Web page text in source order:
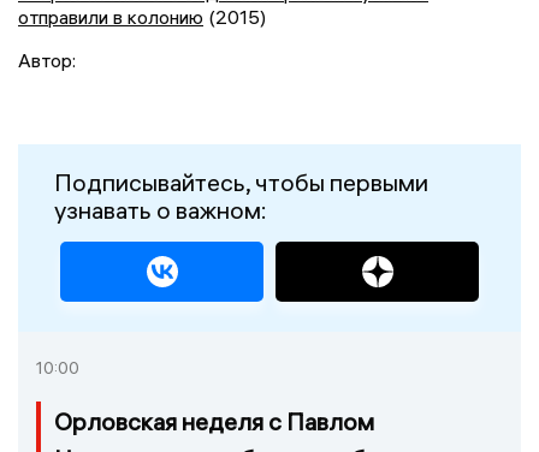
отправили в колонию (2015)
Автор:
Подписывайтесь, чтобы первыми
узнавать о важном:
10:00
Орловская неделя с Павлом